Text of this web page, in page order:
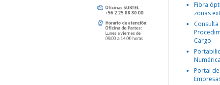
Fibra
zonas
Consulta
Cargo
Portal